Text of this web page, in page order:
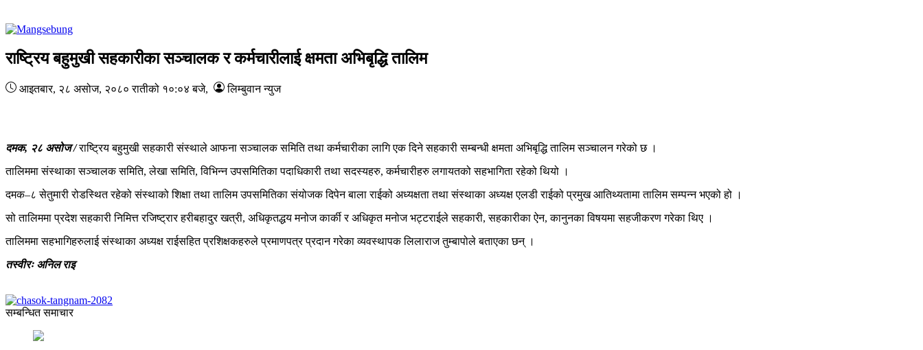
राष्ट्रिय बहुमुखी सहकारीका सञ्चालक र कर्मचारीलाई क्षमता अभिबृद्धि तालिम
आइतबार, २८ असोज, २०८०रातीको १०:०४ बजे, लिम्बुवान न्युज
दमक, २८ असोज /राष्ट्रिय बहुमुखी सहकारी संस्थाले आफना सञ्चालक समिति तथा कर्मचारीका लागि एक दिने सहकारी सम्बन्धी क्षमता अभिबृद्धि तालिम सञ्चालन गरेको छ ।
तालिममा संस्थाका सञ्चालक समिति, लेखा समिति, विभिन्न उपसमितिका पदाधिकारी तथा सदस्यहरु, कर्मचारीहरु लगायतको सहभागिता रहेको थियो ।
दमक–८ सेतुमारी रोडस्थित रहेको संस्थाको शिक्षा तथा तालिम उपसमितिका संयोजक दिपेन बाला राईको अध्यक्षता तथा संस्थाका अध्यक्ष एलडी राईको प्रमुख आतिथ्यतामा तालिम सम्पन्न भएको हो ।
सो तालिममा प्रदेश सहकारी निमित्त रजिष्ट्रार हरीबहादुर खत्री, अधिकृतद्धय मनोज कार्की र अधिकृत मनोज भट्टराईले सहकारी, सहकारीका ऐन, कानुनका विषयमा सहजीकरण गरेका थिए ।
तालिममा सहभागिहरुलाई संस्थाका अध्यक्ष राईसहित प्रशिक्षकहरुले प्रमाणपत्र प्रदान गरेका व्यवस्थापक लिलाराज तुम्बापोले बताएका छन् ।
तस्वीरः अनिल राइ
सम्बन्धित समाचार